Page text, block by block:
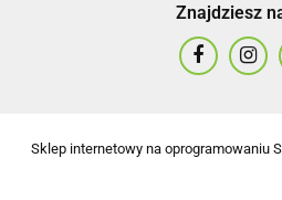
Znajdziesz
Sklep internetowy na oprogramowaniu